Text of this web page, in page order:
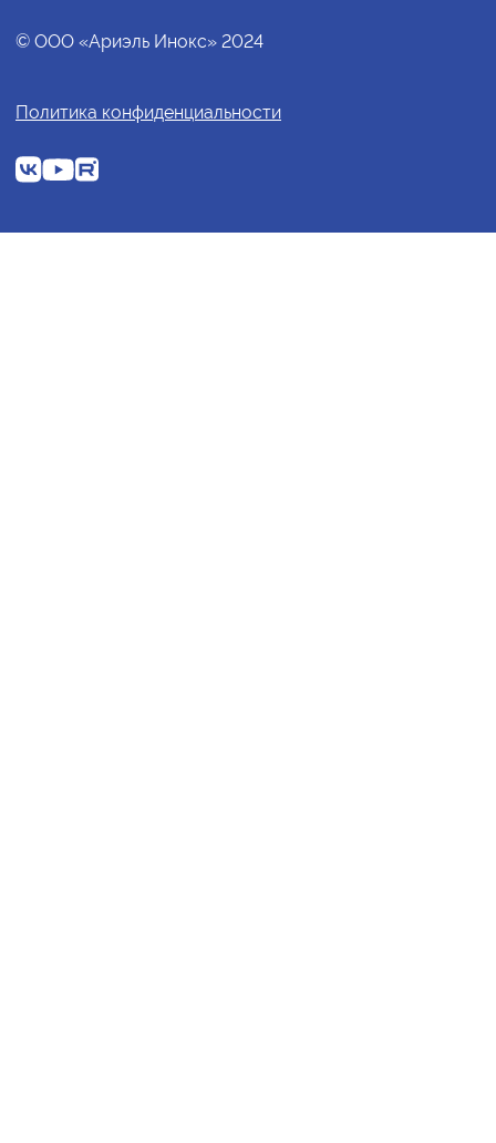
© ООО «Ариэль Инокс» 2024
Политика конфиденциальности